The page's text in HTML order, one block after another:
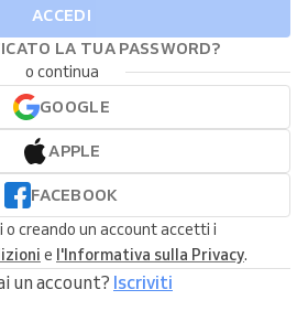
ACCEDI
LA TUA PASSWORD?
o continua
GOOGLE
APPLE
FACEBOOK
creando un account accetti i
e l'Informativa sulla Privacy.
un account? Iscriviti